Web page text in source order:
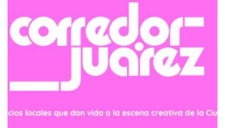
conexiones nacionales desde el Aeropuerto Internacional
Felipe Ángeles (AIFA), lo que fortalecerá el acceso al
destino tanto para el segmento leisurecomo para el de